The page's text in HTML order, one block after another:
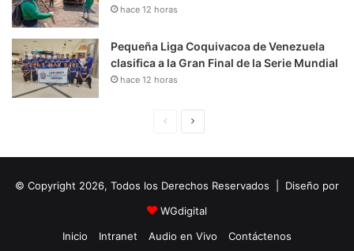
hace 12 horas
Pequeña Liga Coquivacoa de Venezuela
clasifica a la Gran Final de la Serie Mundial
hace 12 horas
i
n
a
u
i
e
© Copyright 2026, Todos los Derechos Reservados | Diseño por
WGdigital
Inicio
Intranet Audio en Vivo Contáctenos